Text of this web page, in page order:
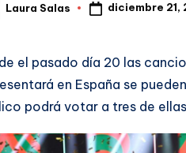
Laura Salas diciembre 21,
el pasado día 20 las
en España se
podrá votar a tres de